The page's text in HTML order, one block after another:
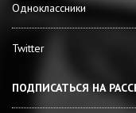
Одноклассники
Twitter
ПОДПИСАТЬСЯ НА